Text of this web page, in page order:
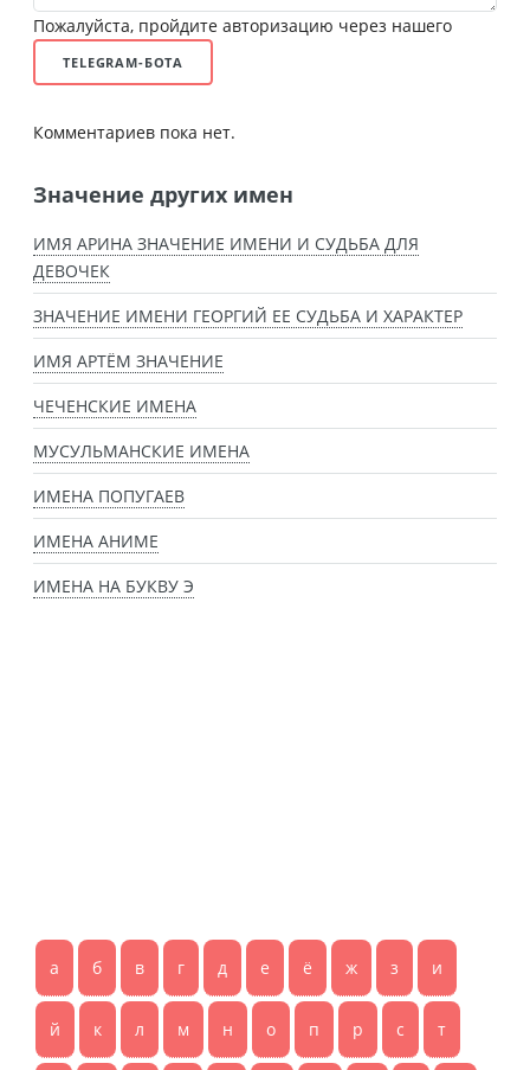
Пожалуйста, пройдите авторизацию через нашего
TELEGRAM-БОТА
Комментариев пока нет.
Значение других имен
ИМЯ АРИНА ЗНАЧЕНИЕ ИМЕНИ И СУДЬБА ДЛЯ
ДЕВОЧЕК
ЗНАЧЕНИЕ ИМЕНИ ГЕОРГИЙ ЕЕ СУДЬБА И ХАРАКТЕР
ИМЯ АРТЁМ ЗНАЧЕНИЕ
ЧЕЧЕНСКИЕ ИМЕНА
МУСУЛЬМАНСКИЕ ИМЕНА
ИМЕНА ПОПУГАЕВ
ИМЕНА АНИМЕ
ИМЕНА НА БУКВУ Э
а б в г д е ё ж з и
й к л м н о п р с т